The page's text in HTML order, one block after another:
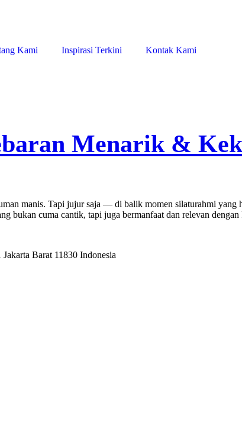
Kami Inspirasi Terkini Kontak Kami
Menarik &
manis. Tapi jujur saja — di balik momen silaturahmi yang
bukan cuma cantik, tapi juga bermanfaat dan relevan
Barat 11830 Indonesia